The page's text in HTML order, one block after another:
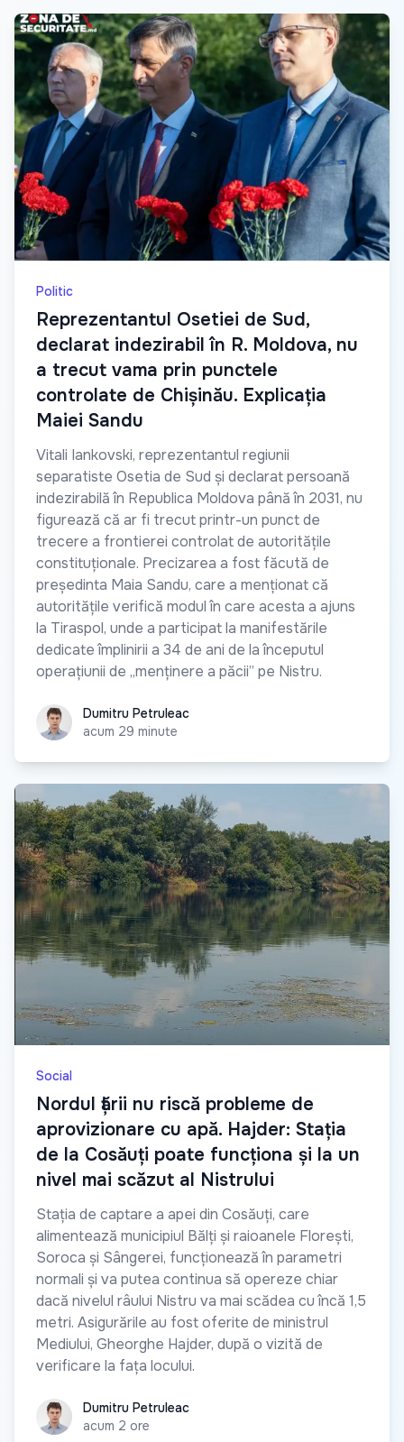
Politic
Reprezentantul Osetiei de Sud,
declarat indezirabil în R. Moldova, nu
a trecut vama prin punctele
controlate de Chișinău. Explicația
Maiei Sandu
Vitali Iankovski, reprezentantul regiunii
separatiste Osetia de Sud și declarat persoană
indezirabilă în Republica Moldova până în 2031, nu
figurează că ar fi trecut printr-un punct de
trecere a frontierei controlat de autoritățile
constituționale. Precizarea a fost făcută de
președinta Maia Sandu, care a menționat că
autoritățile verifică modul în care acesta a ajuns
la Tiraspol, unde a participat la manifestările
dedicate împlinirii a 34 de ani de la începutul
operațiunii de „menținere a păcii” pe Nistru.
Dumitru Petruleac
Dumitru Petruleac
acum 29 minute
Social
Nordul țării nu riscă probleme de
aprovizionare cu apă. Hajder: Stația
de la Cosăuți poate funcționa și la un
nivel mai scăzut al Nistrului
Stația de captare a apei din Cosăuți, care
alimentează municipiul Bălți și raioanele Florești,
Soroca și Sângerei, funcționează în parametri
normali și va putea continua să opereze chiar
dacă nivelul râului Nistru va mai scădea cu încă 1,5
metri. Asigurările au fost oferite de ministrul
Mediului, Gheorghe Hajder, după o vizită de
verificare la fața locului.
Dumitru Petruleac
Dumitru Petruleac
acum 2 ore